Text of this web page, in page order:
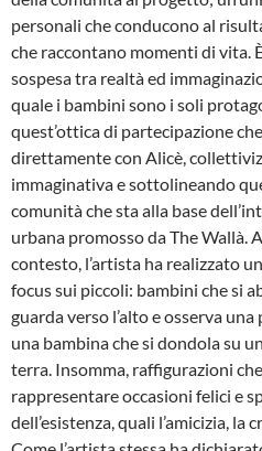
personali che conducono al
che raccontano momenti di vita.
sospesa tra realtà ed
quale i bambini sono i soli
quest’ottica di partecipazione
direttamente con Alicè,
immaginativa e sottolineando
comunità che sta alla base
urbana promosso da The Wallà.
contesto, l’artista ha realizzato
focus sui piccoli: bambini che si
guarda verso l’alto e osserva
una bambina che si dondola su
terra. Insomma, raffigurazioni
rappresentare occasioni felici e
dell’esistenza, quali l’amicizia, la